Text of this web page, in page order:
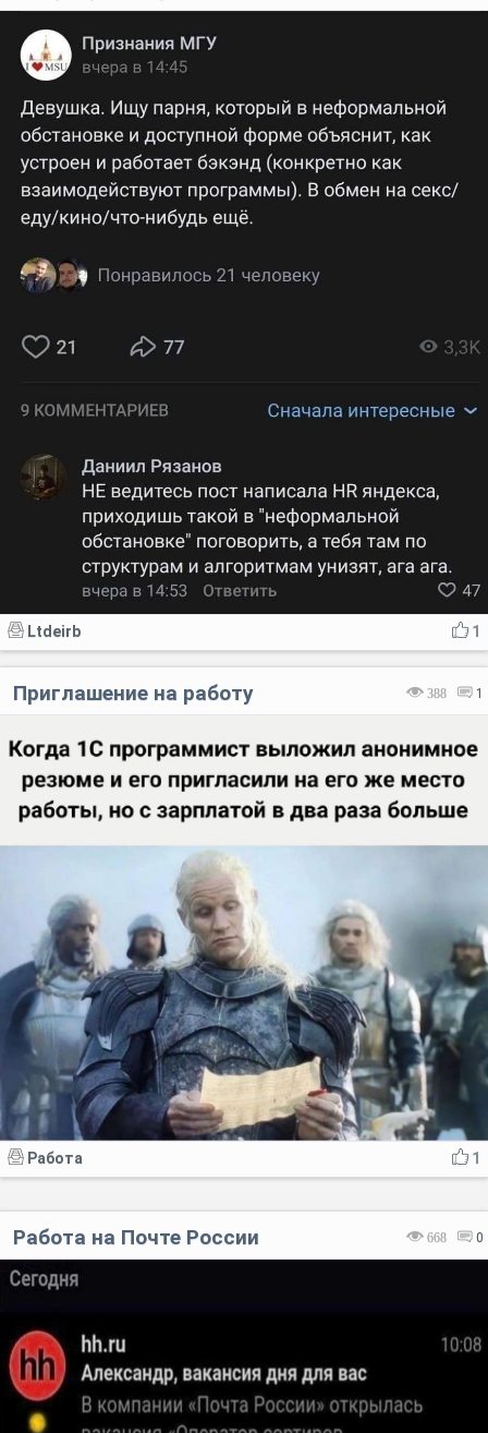
1
Ltdeirb
388 1
Приглашение на работу
1
Работа
668 0
Работа на Почте России